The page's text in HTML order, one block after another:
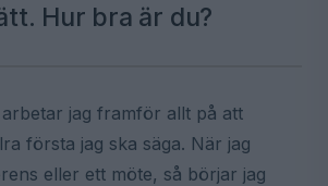
Hur bra är du?
jag framför allt på att
första jag ska säga. När jag
eller ett möte, så börjar jag